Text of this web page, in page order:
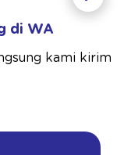
di WA
kami kirim